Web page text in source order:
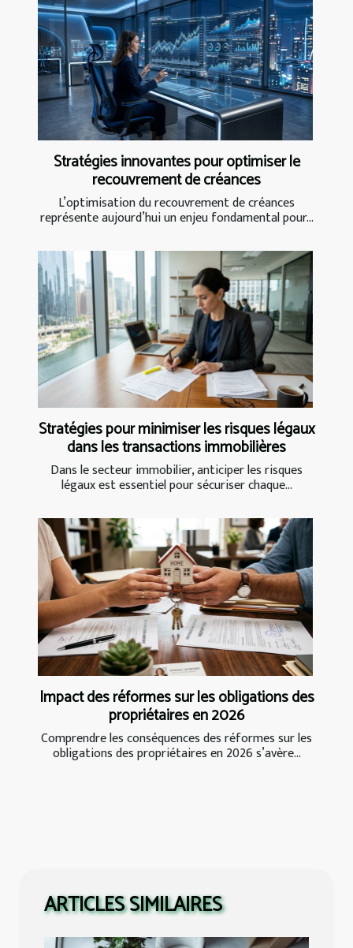
Stratégies innovantes pour optimiser le
recouvrement de créances
L’optimisation du recouvrement de créances
représente aujourd’hui un enjeu fondamental pour...
Stratégies pour minimiser les risques légaux
dans les transactions immobilières
Dans le secteur immobilier, anticiper les risques
légaux est essentiel pour sécuriser chaque...
Impact des réformes sur les obligations des
propriétaires en 2026
Comprendre les conséquences des réformes sur les
obligations des propriétaires en 2026 s’avère...
ARTICLES SIMILAIRES